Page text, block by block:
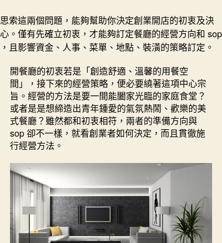
思索這兩個問題，能夠幫助你決定創業開店的初衷及決
心。僅有先確立初衷，才能夠訂定餐廳的經營方向和 sop
，且影響資金、人事、菜單、地點、裝潢的策略訂定。
開餐廳的初衷若是「創造舒適、溫馨的用餐空
間」，接下來的經營策略，便必要繞著這項中心宗
旨。經營的方法是要一間能闔家光臨的家庭食堂？
或者是是想締造出青年鍾愛的氣氛熱鬧、歡樂的美
式餐廳？雖然都和初衷相符，兩者的準備方向與
sop 卻不一樣，就看創業者如何決定，而且貫徹施
行經營方法。